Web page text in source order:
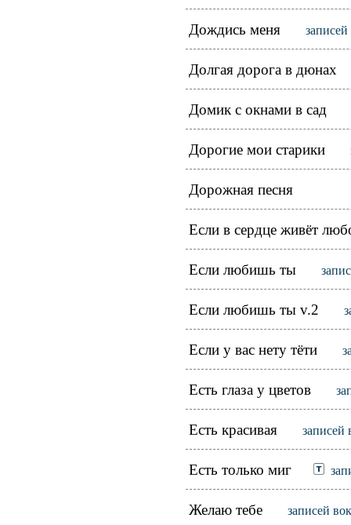
Дождись меня записей
Долгая дорога в дюнах
Домик с окнами в сад
Дорогие мои старики
Дорожная песня
Если в сердце живёт
Если любишь ты
Если любишь ты v.2
Если у вас нету тёти
Есть глаза у цветов
Есть красивая записей
Есть только миг
Желаю тебе записей